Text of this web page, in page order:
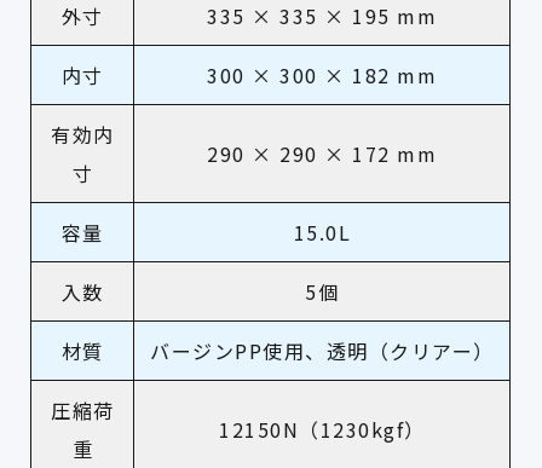
外寸 335 × 335 × 195 mm
内寸 300 × 300 × 182 mm
有効内
寸
290 × 290 × 172 mm
容量 15.0L
入数 5個
材質 バージンPP使用、透明（クリアー）
圧縮荷
重
12150N（1230kgf）